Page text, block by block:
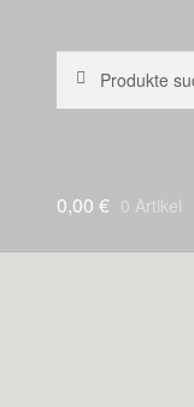
nach:
0,00 € 0 Artikel